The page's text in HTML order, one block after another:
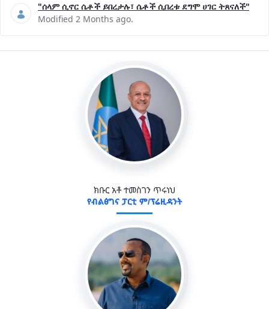
"ሰላም ሲኖር ሴቶች ይበረታሉ፣ ሴቶች ሲበረቱ ደግሞ ሀገር ትጸናለች"-
Modified 2 Months ago.
ክቡር አቶ ተመስገን ጥሩነህ
የብልፅግና ፓርቲ ም/ፕሬዚዳንት